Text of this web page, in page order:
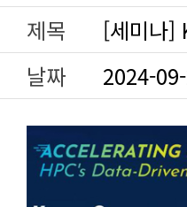
제목
[세미나]
날짜
2024-